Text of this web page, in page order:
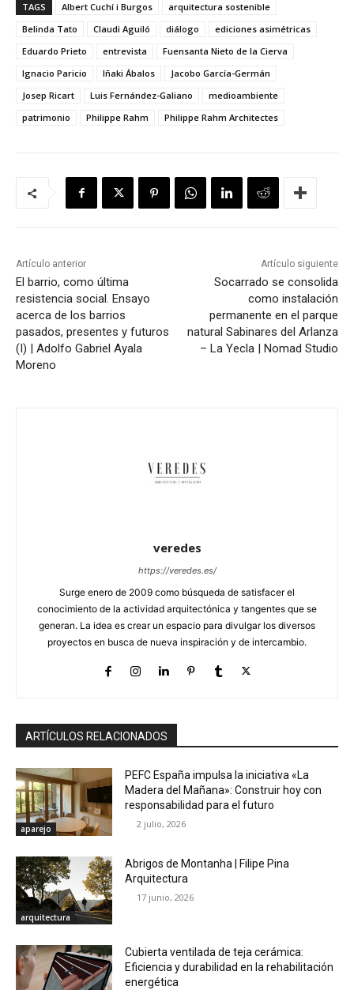
TAGS Albert Cuchí i Burgos
arquitectura sostenible
Belinda Tato
Claudi Aguiló diálogo
ediciones asimétricas
Eduardo Prieto
entrevista
Fuensanta Nieto de la Cierva
Ignacio Paricio
Iñaki Ábalos
Jacobo García-Germán
Josep Ricart
Luis Fernández-Galiano
medioambiente
patrimonio
Philippe Rahm Philippe Rahm Architectes
Artículo anterior
El barrio, como última
resistencia social. Ensayo
acerca de los barrios
pasados, presentes y futuros
(I) | Adolfo Gabriel Ayala
Moreno
Artículo siguiente
Socarrado se consolida
como instalación
permanente en el parque
natural Sabinares del Arlanza
– La Yecla | Nomad Studio
veredes
https://veredes.es/
Surge enero de 2009 como búsqueda de satisfacer el
conocimiento de la actividad arquitectónica y tangentes que se
generan. La idea es crear un espacio para divulgar los diversos
proyectos en busca de nueva inspiración y de intercambio.
ARTÍCULOS RELACIONADOS
aparejo
PEFC España impulsa la iniciativa «La
Madera del Mañana»: Construir hoy con
responsabilidad para el futuro
2 julio, 2026
arquitectura
Abrigos de Montanha | Filipe Pina
Arquitectura
17 junio, 2026
Cubierta ventilada de teja cerámica:
Eficiencia y durabilidad en la rehabilitación
energética